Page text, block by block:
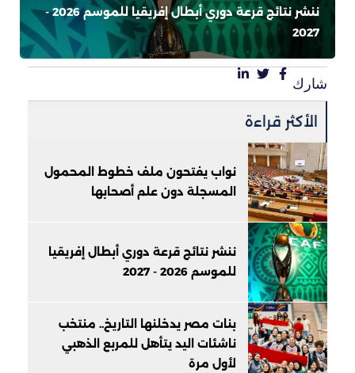
ننشر نتائج قرعة دوري أبطال إفريقيا للموسم 2026 -
2027
شارك
الأكثر قراءة
نواب يفتحون ملف خطوط المحمول
المسجلة دون علم أصحابها
ننشر نتائج قرعة دوري أبطال إفريقيا
للموسم 2026 - 2027
بنات مصر يدخلنها التاريخ.. منتخب
ناشئات اليد يتأهل للمربع الذهبي
لأول مرة